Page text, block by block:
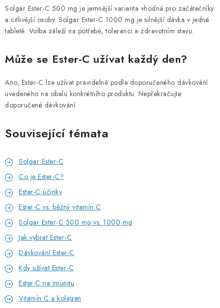
Solgar Ester-C 500 mg je jemnější varianta vhodná pro začátečníky
a citlivější osoby. Solgar Ester-C 1000 mg je silnější dávka v jedné
tabletě. Volba záleží na potřebě, toleranci a zdravotním stavu.
Může se Ester-C užívat každý den?
Ano, Ester-C lze užívat pravidelně podle doporučeného dávkování
uvedeného na obalu konkrétního produktu. Nepřekračujte
doporučené dávkování.
Související témata
Solgar Ester-C
Co je Ester-C?
Ester-C účinky
Ester-C vs. běžný vitamín C
Solgar Ester-C 500 mg vs. 1000 mg
Jak vybrat Ester-C
Dávkování Ester-C
Kdy užívat Ester-C
Ester-C na imunitu
Vitamín C a kolagen